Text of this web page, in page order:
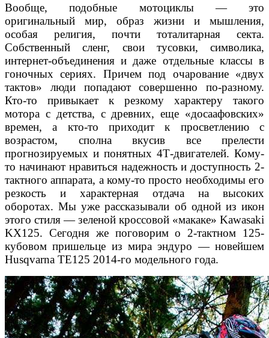
Вообще, подобные мотоциклы — это
оригинальный мир, образ жизни и мышления,
особая религия, почти тоталитарная секта.
Собственный сленг, свои тусовки, символика,
интернет-объединения и даже отдельные классы в
гоночных сериях. Причем под очарование «двух
тактов» люди попадают совершенно по-разному.
Кто-то привыкает к резкому характеру такого
мотора с детства, с древних, еще «досаафовских»
времен, а кто-то приходит к просветлению с
возрастом, сполна вкусив все прелести
прогнозируемых и понятных 4Т-двигателей. Кому-
то начинают нравиться надежность и доступность 2-
тактногоаппарата, а кому-то просто необходимы его
резкость и характерная отдача на высоких
оборотах.Мы ужерассказывали об одной из икон
этого стиля — зеленой кроссовой «макаке» Kawasaki
KX125. Сегодня же поговорим о 2-тактном 125-
кубовом пришельце из мира эндуро — новейшем
Husqvarna TE125 2014-го модельного года.